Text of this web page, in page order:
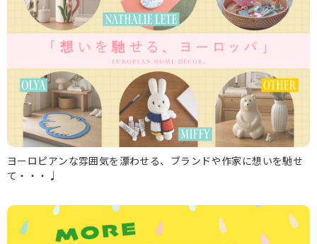
ヨーロピアンな雰囲気を漂わせる、ブランドや作家に想いを馳せ
て・・・♩